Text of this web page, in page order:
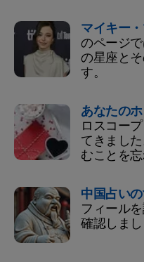
マイキー
のページ
の星座と
す。
あなたの
ロスコー
てきまし
むことを
中国占い
フィール
確認しまし